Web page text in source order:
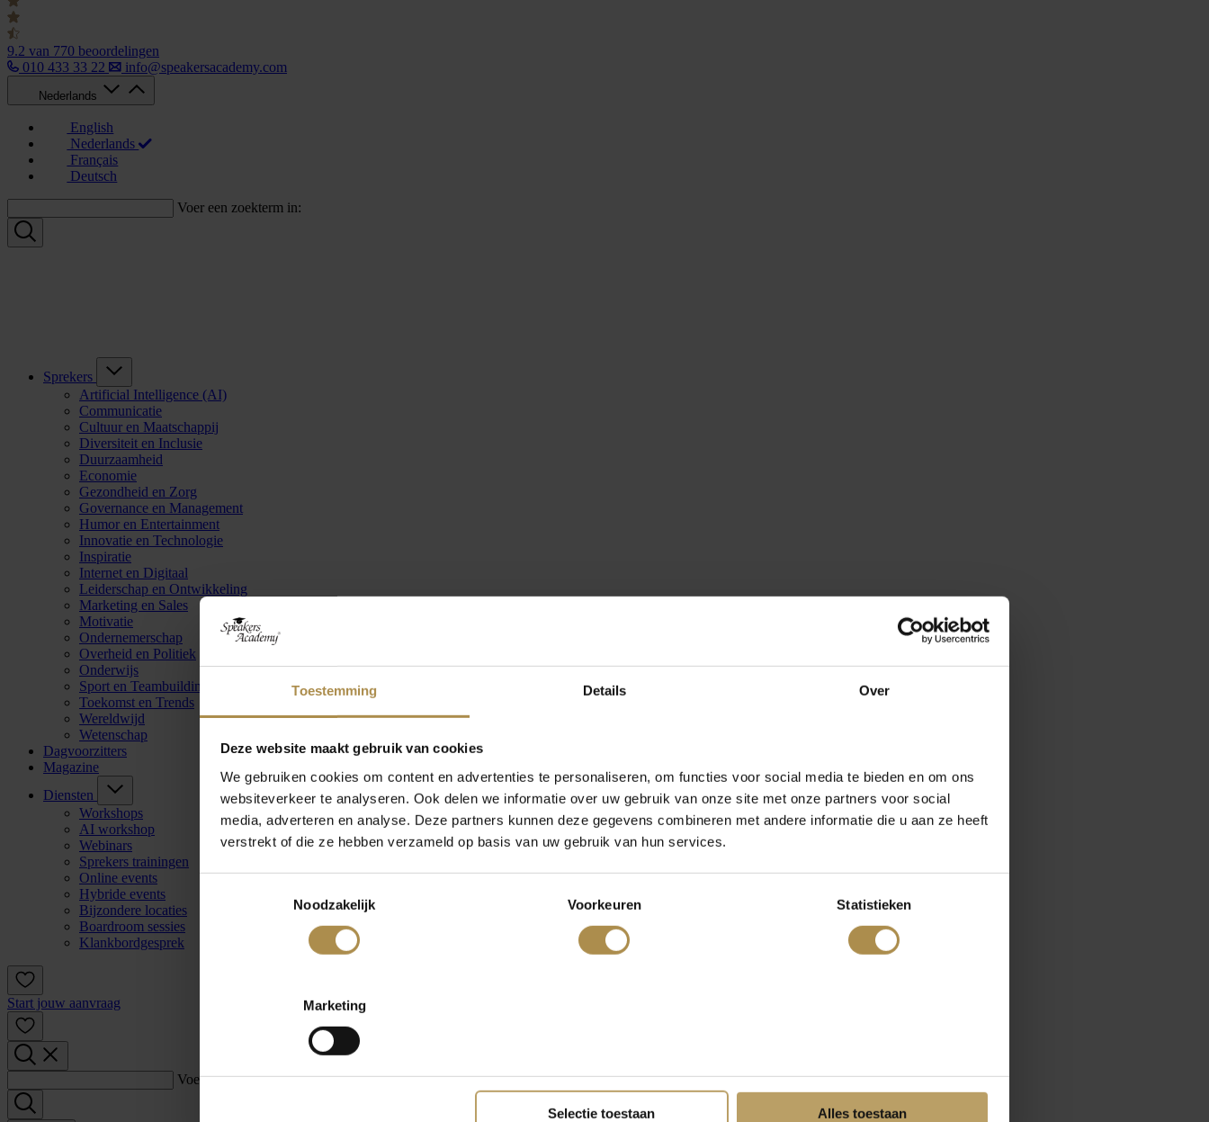
Toestemming Details Over
Deze website maakt gebruik van cookies
We gebruiken cookies om content en advertenties te personaliseren, om functies voor social media te bieden en om ons
websiteverkeer te analyseren. Ook delen we informatie over uw gebruik van onze site met onze partners voor social
media, adverteren en analyse. Deze partners kunnen deze gegevens combineren met andere informatie die u aan ze heeft
verstrekt of die ze hebben verzameld op basis van uw gebruik van hun services.
Noodzakelijk
Voorkeuren Statistieken
Marketing
Selectie toestaan Alles toestaan
9.2 van 770 beoordelingen
010 433 33 22
info@speakersacademy.com
Nederlands
English
Nederlands
Français
Deutsch
Voer een zoekterm in:
Sprekers
Artificial Intelligence (AI)
Communicatie
Cultuur en Maatschappij
Diversiteit en Inclusie
Duurzaamheid
Economie
Gezondheid en Zorg
Governance en Management
Humor en Entertainment
Innovatie en Technologie
Inspiratie
Internet en Digitaal
Leiderschap en Ontwikkeling
Marketing en Sales
Motivatie
Ondernemerschap
Overheid en Politiek
Onderwijs
Sport en Teambuilding
Toekomst en Trends
Wereldwijd
Wetenschap
Dagvoorzitters
Magazine
Diensten
Workshops
AI workshop
Webinars
Sprekers trainingen
Online events
Hybride events
Bijzondere locaties
Boardroom sessies
Klankbordgesprek
Start jouw aanvraag
Voer een zoekterm in: